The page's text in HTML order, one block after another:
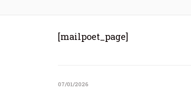
[mailpoet_page]
07/01/2026